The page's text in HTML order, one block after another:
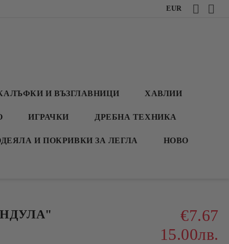
EUR
И ВЪЗГЛАВНИЦИ ХАВЛИИ
ИГРАЧКИ ДРЕБНА ТЕХНИКА
И ПОКРИВКИ ЗА ЛЕГЛА НОВО
€7.67
15.00лв.